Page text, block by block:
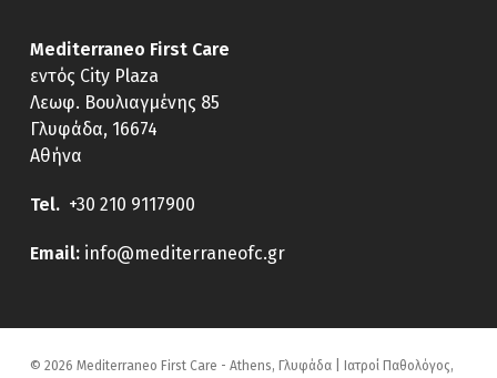
Mediterraneo First Care
εντός City Plaza
Λεωφ. Βουλιαγμένης 85
Γλυφάδα, 16674
Αθήνα
Tel. +30 210 9117900
Email: info@mediterraneofc.gr
© 2026 Mediterraneo First Care - Athens, Γλυφάδα | Ιατροί Παθολόγος,